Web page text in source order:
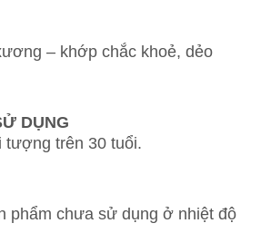
– khớp chắc khoẻ, dẻo
DỤNG
tượng trên 30 tuổi.
phẩm chưa sử dụng ở nhiệt độ